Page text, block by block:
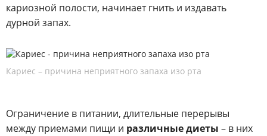
кариозной полости, начинает гнить и издавать
дурной запах.
Кариес – причина неприятного запаха изо рта
Ограничение в питании, длительные перерывы
между приемами пищи и различные диеты – в них